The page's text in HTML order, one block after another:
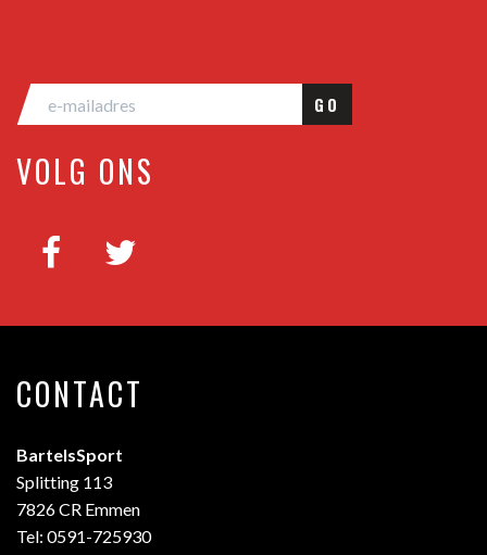
GO
VOLG ONS
CONTACT
BartelsSport
Splitting 113
7826 CR Emmen
Tel: 0591-725930